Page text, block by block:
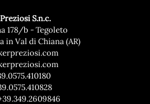
S.n.c.
178/b - Tegoleto
in Val di Chiana (AR)